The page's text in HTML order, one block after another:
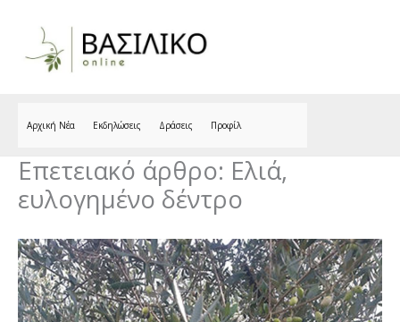
Αρχική Νέα Εκδηλώσεις Δράσεις Προφίλ
Επετειακό άρθρο: Ελιά,
ευλογημένο δέντρο